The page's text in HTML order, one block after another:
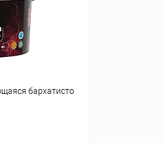
бархатисто